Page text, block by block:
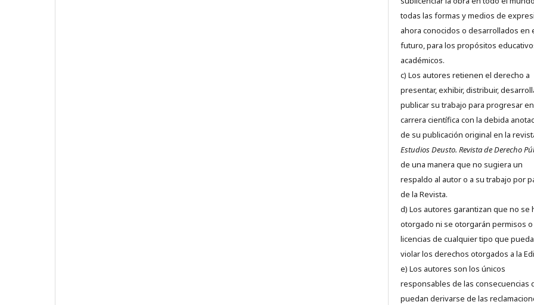
todas las formas y medios de
ahora conocidos o desarrollados en
futuro, para los propósitos
académicos.
c) Los autores retienen el derecho a
presentar, exhibir, distribuir,
publicar su trabajo para progresar
carrera científica con la debida
de su publicación original en la
Estudios Deusto. Revista de Derecho
de una manera que no sugiera un
respaldo al autor o a su trabajo por
de la Revista.
d) Los autores garantizan que no se
otorgado ni se otorgarán permisos o
licencias de cualquier tipo que
violar los derechos otorgados a la
e) Los autores son los únicos
responsables de las consecuencias
puedan derivarse de las